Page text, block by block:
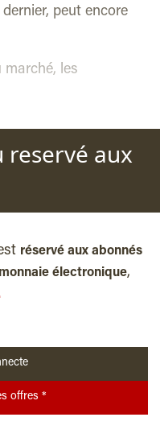
peut encore
marché, les
reservé aux
réservé aux abonnés
électronique,
Je découvre les offres *